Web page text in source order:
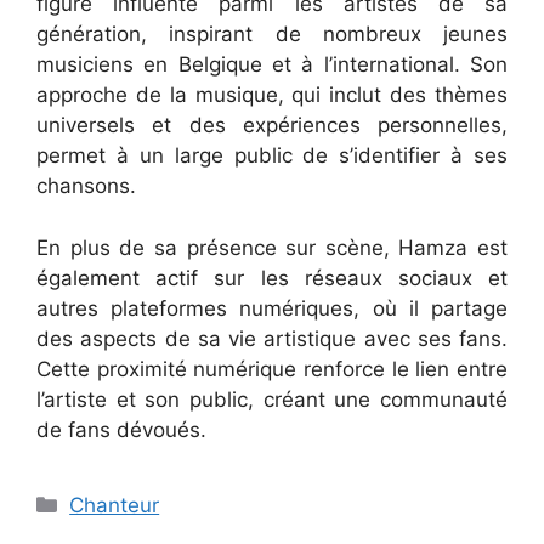
génération, inspirant de nombreux jeunes
musiciens en Belgique et à l’international. Son
approche de la musique, qui inclut des thèmes
universels et des expériences personnelles,
permet à un large public de s’identifier à ses
chansons.
En plus de sa présence sur scène, Hamza est
également actif sur les réseaux sociaux et
autres plateformes numériques, où il partage
des aspects de sa vie artistique avec ses fans.
Cette proximité numérique renforce le lien entre
l’artiste et son public, créant une communauté
de fans dévoués.
Catégories
Chanteur